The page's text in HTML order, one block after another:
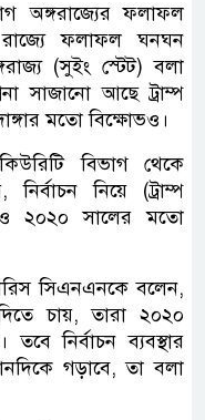
অঙ্গরাজ্যের ফলাফল
ফলাফল ঘনঘন
(সুইং স্টেট) বলা
সাজানো আছে ট্রাম্প
মতো বিক্ষোভও।
বিভাগ থেকে
নিয়ে (ট্রাম্প
২০২০ সালের মতো
সিএনএনকে বলেন,
চায়, তারা ২০২০
নির্বাচন ব্যবস্থার
গড়াবে, তা বলা